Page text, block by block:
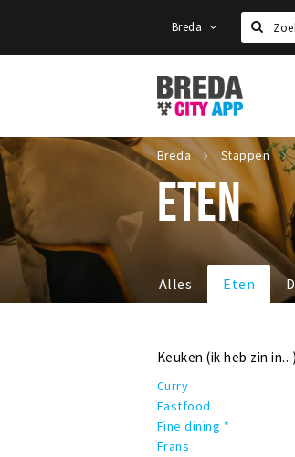
Breda
Zoeken
Stappen
&
Shoppen
Breda
Breda Stappen
ETEN
Alles Eten
Keuken (ik heb zin in...)
Curry
Fastfood
Fine dining *
Frans